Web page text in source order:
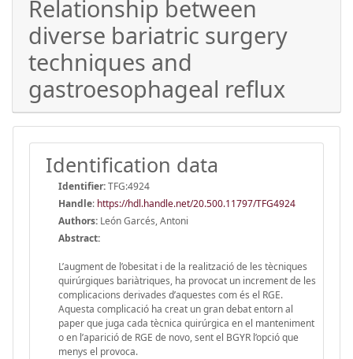
Relationship between
diverse bariatric surgery
techniques and
gastroesophageal reflux
Identification data
Identifier:TFG:4924
Handle: https://hdl.handle.net/20.500.11797/TFG4924
Authors: León Garcés, Antoni
Abstract:
L’augment de l’obesitat i de la realització de les tècniques
quirúrgiques bariàtriques, ha provocat un increment de les
complicacions derivades d’aquestes com és el RGE.
Aquesta complicació ha creat un gran debat entorn al
paper que juga cada tècnica quirúrgica en el manteniment
o en l’aparició de RGE de novo, sent el BGYR l’opció que
menys el provoca.